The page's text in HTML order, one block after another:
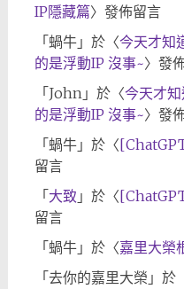
IP隱藏篇〉發佈留言
「 蝸牛」於〈今天才知
的是浮動IP 沒事~〉發
「 John」於〈今天才
的是浮動IP 沒事~〉發
「 蝸牛」於〈
留言
「 大致 」於〈
留言
「 蝸牛」於〈嘉里大榮
「 去你的嘉里大榮 」於